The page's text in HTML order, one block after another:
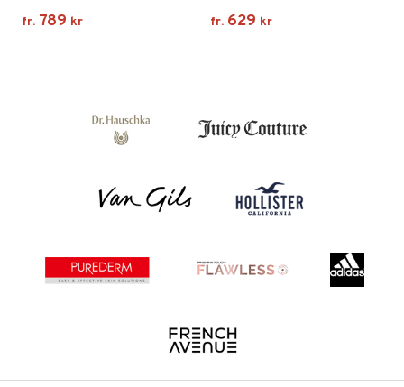
fr. 789 kr fr. 629 kr